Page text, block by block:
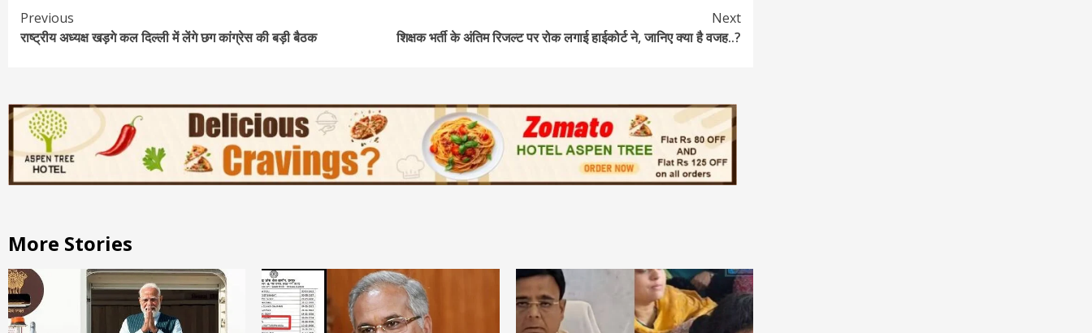
Continue
Reading
Previous
राष्ट्रीय अध्यक्ष खड़गे कल दिल्ली में लेंगे छग कांग्रेस की बड़ी बैठक
Next
शिक्षक भर्ती के अंतिम रिजल्ट पर रोक लगाई हाईकोर्ट ने, जानिए क्या है वजह..?
More Stories